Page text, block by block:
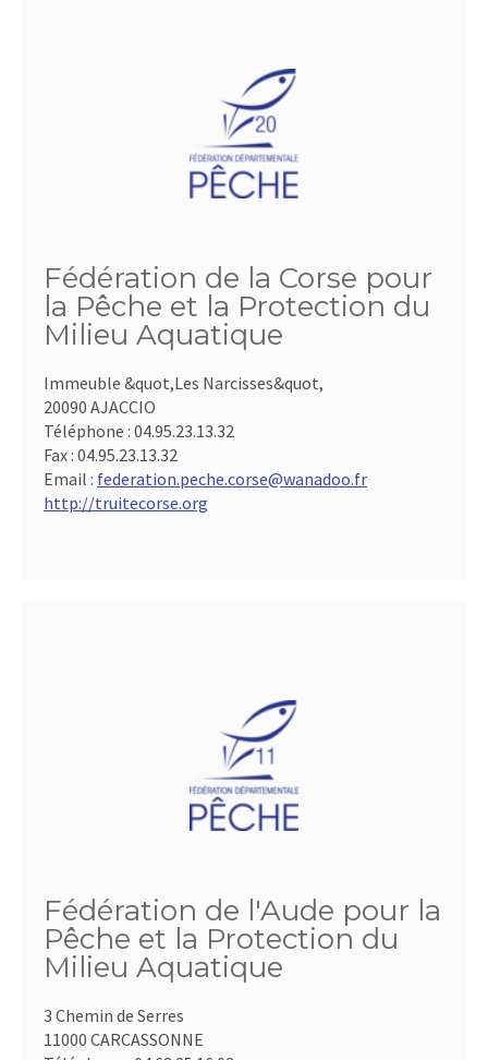
Fédération de la Corse pour
la Pêche et la Protection du
Milieu Aquatique
Immeuble &quot,Les Narcisses&quot,
20090 AJACCIO
Téléphone : 04.95.23.13.32
Fax : 04.95.23.13.32
Email : federation.peche.corse@wanadoo.fr
http://truitecorse.org
Fédération de l'Aude pour la
Pêche et la Protection du
Milieu Aquatique
3 Chemin de Serres
11000 CARCASSONNE